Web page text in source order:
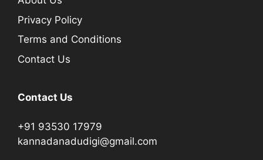
Privacy Policy
Terms and Conditions
Contact Us
Contact Us
+91 93530 17979
kannadanadudigi@gmail.com